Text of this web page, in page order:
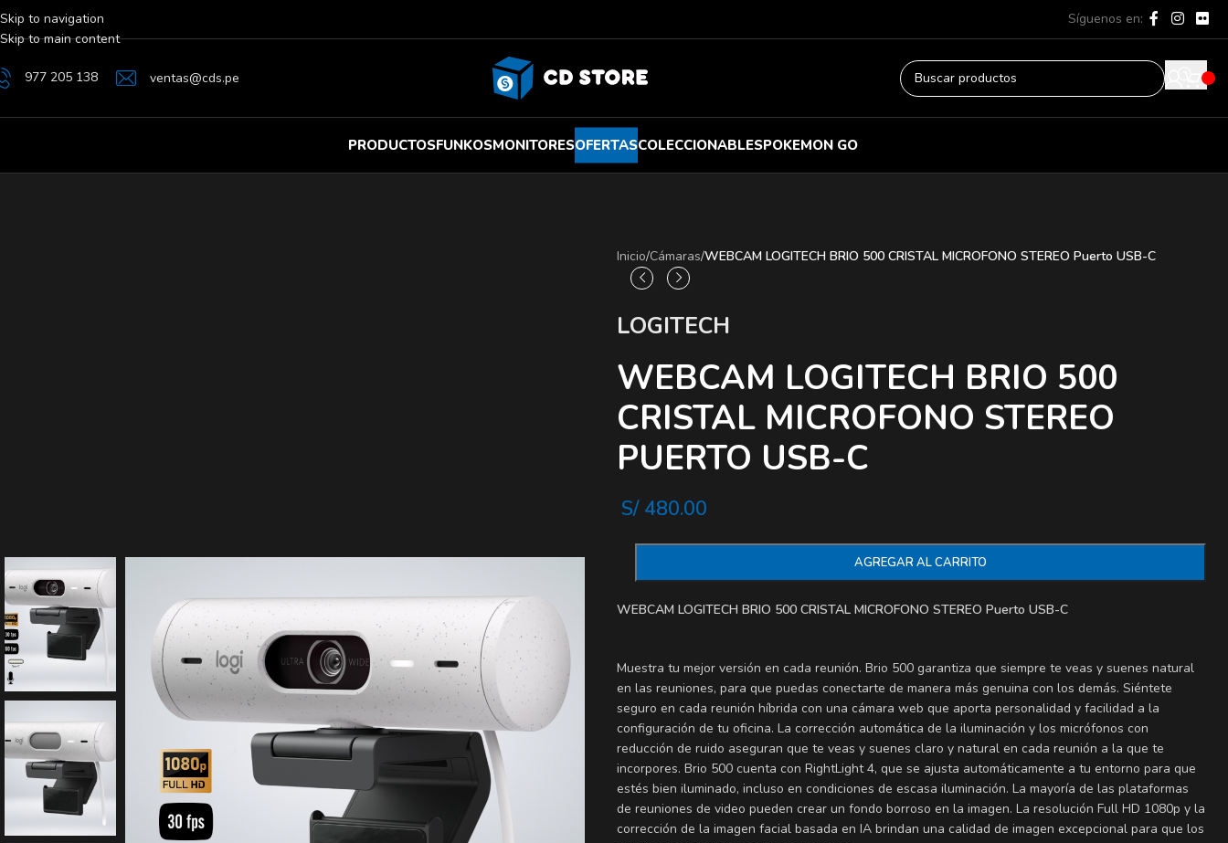
Skip to navigation
Skip to main content
Síguenos en:
977 205 138 ventas@cds.pe
PRODUCTOSFUNKOSMONITORESOFERTASCOLECCIONABLESPOKEMON GO
Inicio/Cámaras/WEBCAM LOGITECH BRIO 500 CRISTAL MICROFONO STEREO Puerto USB-C
LOGITECH
WEBCAM LOGITECH BRIO 500
CRISTAL MICROFONO STEREO
PUERTO USB-C
S/480.00
AGREGAR AL CARRITO
WEBCAM LOGITECH BRIO 500 CRISTAL MICROFONO STEREO Puerto USB-C
Muestra tu mejor versión en cada reunión. Brio 500 garantiza que siempre te veas y suenes natural
en las reuniones, para que puedas conectarte de manera más genuina con los demás. Siéntete
seguro en cada reunión híbrida con una cámara web que aporta personalidad y facilidad a la
configuración de tu oficina. La corrección automática de la iluminación y los micrófonos con
reducción de ruido aseguran que te veas y suenes claro y natural en cada reunión a la que te
incorpores. Brio 500 cuenta con RightLight 4, que se ajusta automáticamente a tu entorno para que
estés bien iluminado, incluso en condiciones de escasa iluminación. La mayoría de las plataformas
de reuniones de video pueden crear un fondo borroso en la imagen. La resolución Full HD 1080p y la
corrección de la imagen facial basada en IA brindan una calidad de imagen excepcional para que los